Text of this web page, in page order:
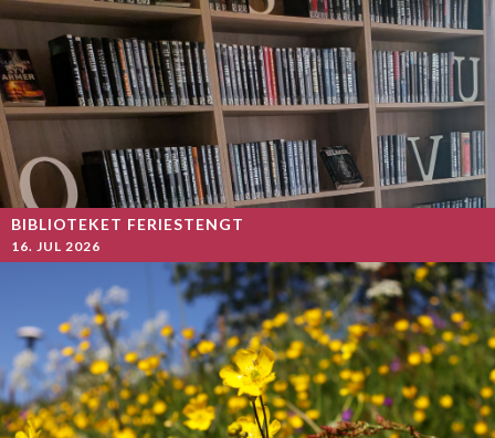
BIBLIOTEKET FERIESTENGT
16. JUL 2026